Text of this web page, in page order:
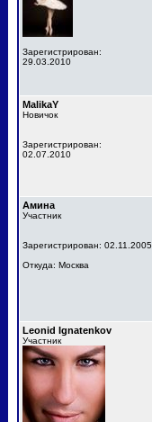
Зарегистрирован:
29.03.2010
MalikaY
Новичок
Зарегистрирован:
02.07.2010
Амина
Участник
Зарегистрирован: 02.11.2005
Откуда: Москва
Leonid Ignatenkov
Участник